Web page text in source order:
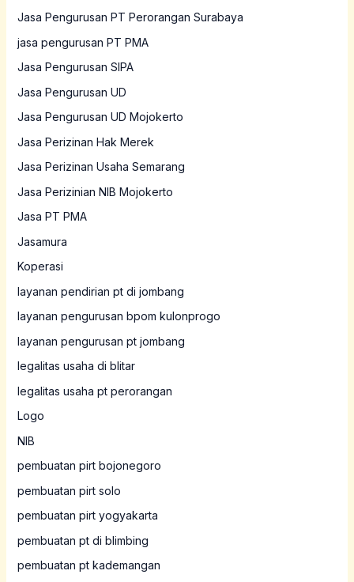
Jasa Pengurusan PT Perorangan Surabaya
jasa pengurusan PT PMA
Jasa Pengurusan SIPA
Jasa Pengurusan UD
Jasa Pengurusan UD Mojokerto
Jasa Perizinan Hak Merek
Jasa Perizinan Usaha Semarang
Jasa Perizinian NIB Mojokerto
Jasa PT PMA
Jasamura
Koperasi
layanan pendirian pt di jombang
layanan pengurusan bpom kulonprogo
layanan pengurusan pt jombang
legalitas usaha di blitar
legalitas usaha pt perorangan
Logo
NIB
pembuatan pirt bojonegoro
pembuatan pirt solo
pembuatan pirt yogyakarta
pembuatan pt di blimbing
pembuatan pt kademangan